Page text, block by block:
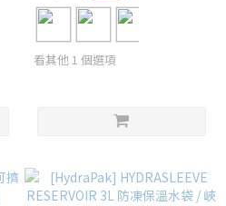
看其他 1 個選項